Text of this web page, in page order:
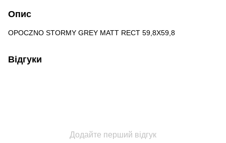
Опис
OPOCZNO STORMY GREY MATT RECT 59,8X59,8
Відгуки
Додайте перший відгук